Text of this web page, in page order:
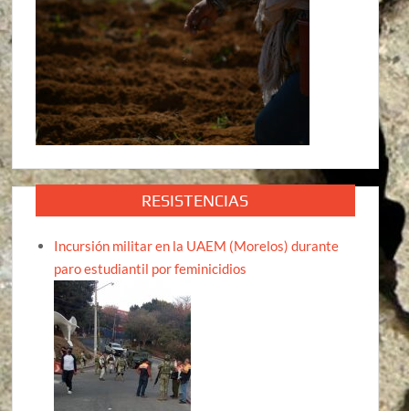
RESISTENCIAS
Incursión militar en la UAEM (Morelos) durante
paro estudiantil por feminicidios